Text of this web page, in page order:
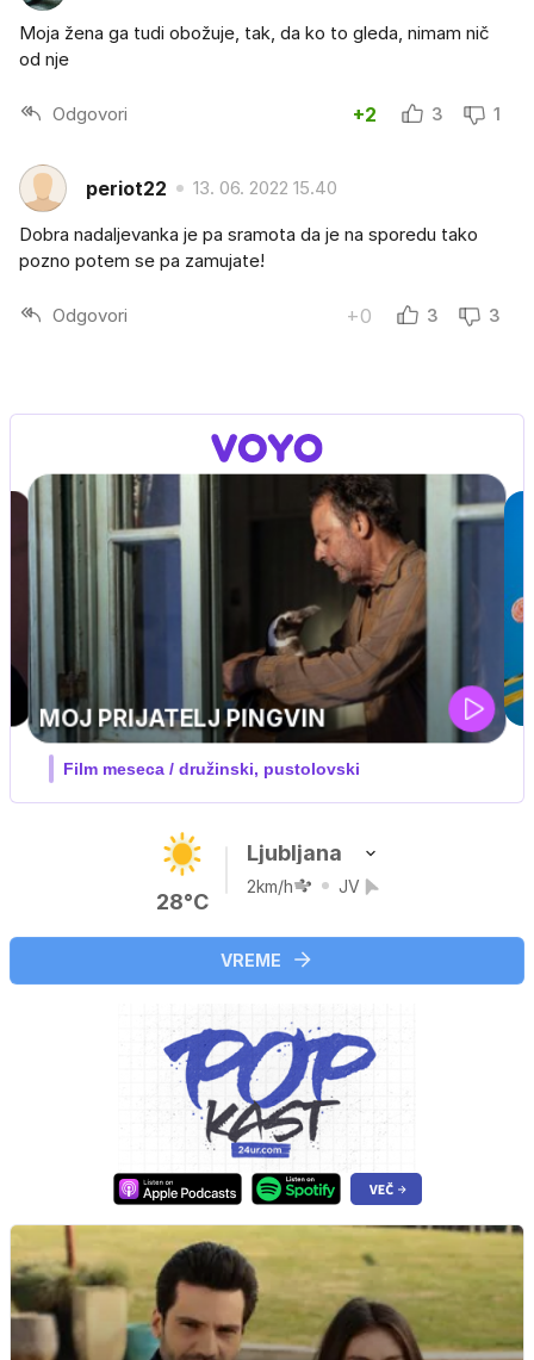
Moja žena ga tudi obožuje, tak, da ko to gleda, nimam nič
od nje
Odgovori +2 3 1
periot22 13. 06. 2022 15.40
Dobra nadaljevanka je pa sramota da je na sporedu tako
pozno potem se pa zamujate!
Odgovori +0 3 3
IQ 160
Nova hrvaška serija
28°C
Ljubljana
2km/h JV
VREME